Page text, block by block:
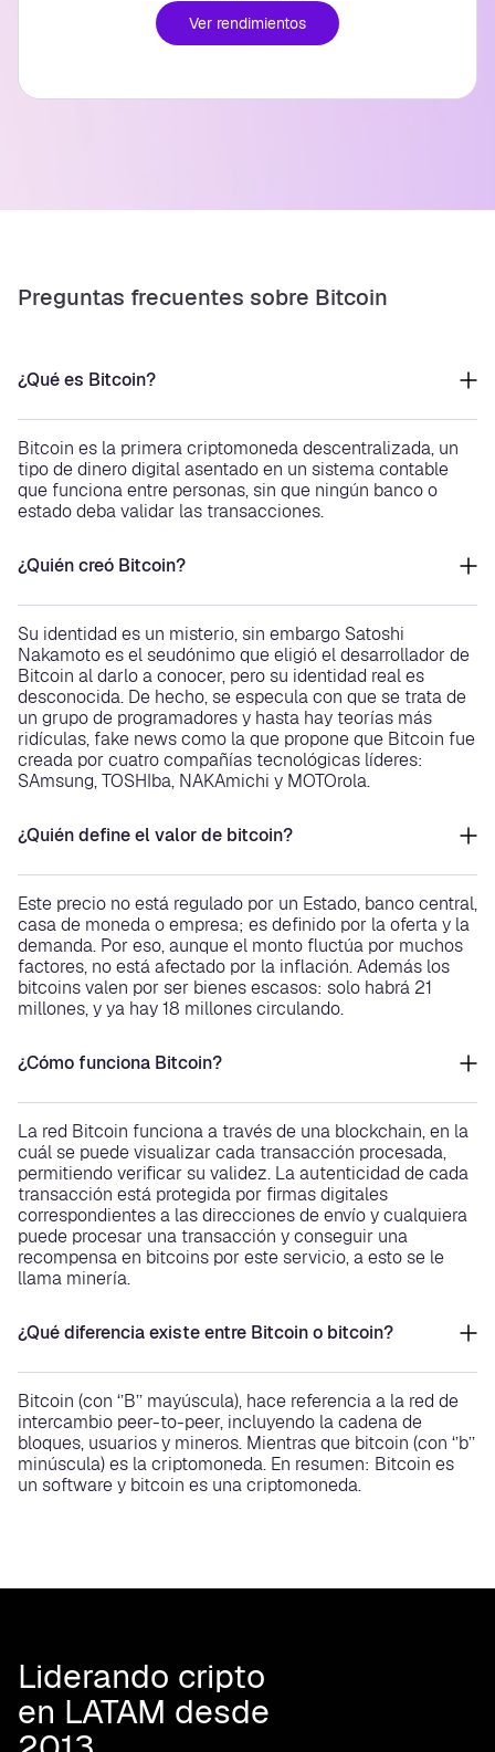
Ver rendimientos
Preguntas frecuentes sobre Bitcoin
¿Qué es Bitcoin?
Bitcoin es la primera criptomoneda descentralizada, un
tipo de dinero digital asentado en un sistema contable
que funciona entre personas, sin que ningún banco o
estado deba validar las transacciones.
¿Quién creó Bitcoin?
Su identidad es un misterio, sin embargo Satoshi
Nakamoto es el seudónimo que eligió el desarrollador de
Bitcoin al darlo a conocer, pero su identidad real es
desconocida. De hecho, se especula con que se trata de
un grupo de programadores y hasta hay teorías más
ridículas, fake news como la que propone que Bitcoin fue
creada por cuatro compañías tecnológicas líderes:
SAmsung, TOSHIba, NAKAmichi y MOTOrola.
¿Quién define el valor de bitcoin?
Este precio no está regulado por un Estado, banco central,
casa de moneda o empresa; es definido por la oferta y la
demanda. Por eso, aunque el monto fluctúa por muchos
factores, no está afectado por la inflación. Además los
bitcoins valen por ser bienes escasos: solo habrá 21
millones, y ya hay 18 millones circulando.
¿Cómo funciona Bitcoin?
La red Bitcoin funciona a través de una blockchain, en la
cuál se puede visualizar cada transacción procesada,
permitiendo verificar su validez. La autenticidad de cada
transacción está protegida por firmas digitales
correspondientes a las direcciones de envío y cualquiera
puede procesar una transacción y conseguir una
recompensa en bitcoins por este servicio, a esto se le
llama minería.
¿Qué diferencia existe entre Bitcoin o bitcoin?
Bitcoin (con ‘’B’’ mayúscula), hace referencia a la red de
intercambio peer-to-peer, incluyendo la cadena de
bloques, usuarios y mineros. Mientras que bitcoin (con ‘’b’’
minúscula) es la criptomoneda. En resumen: Bitcoin es
un software y bitcoin es una criptomoneda.
Liderando cripto
en LATAM desde